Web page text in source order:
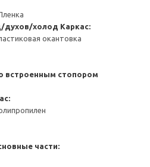
духов/холод Каркас:
окантовка
встроенным стопором
части: